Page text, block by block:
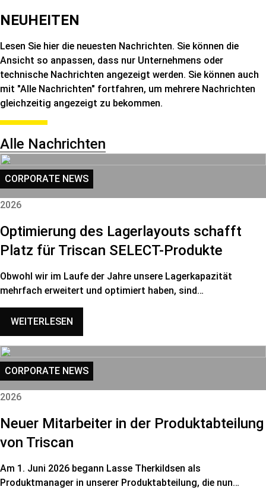
NEUHEITEN
Lesen Sie hier die neuesten Nachrichten. Sie können die
Ansicht so anpassen, dass nur Unternehmens oder
technische Nachrichten angezeigt werden. Sie können auch
mit "Alle Nachrichten" fortfahren, um mehrere Nachrichten
gleichzeitig angezeigt zu bekommen.
Alle Nachrichten
CORPORATE NEWS
2026
Optimierung des Lagerlayouts schafft
Platz für Triscan SELECT-Produkte
Obwohl wir im Laufe der Jahre unsere Lagerkapazität
mehrfach erweitert und optimiert haben, sind…
WEITERLESEN
CORPORATE NEWS
2026
Neuer Mitarbeiter in der Produktabteilung
von Triscan
Am 1. Juni 2026 begann Lasse Therkildsen als
Produktmanager in unserer Produktabteilung, die nun…